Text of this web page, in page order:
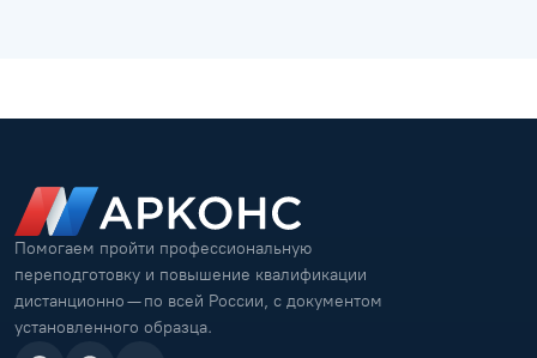
Помогаем пройти профессиональную
переподготовку и повышение квалификации
дистанционно — по всей России, с документом
установленного образца.